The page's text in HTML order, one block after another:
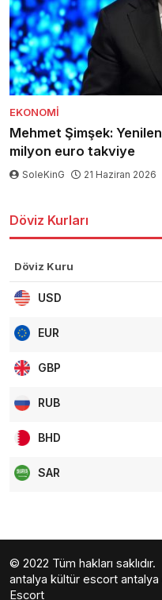
EKONOMI
Mehmet Şimşek:
milyon euro takviye
SoleKinG 21 Haziran 2026
Döviz Kurları
Döviz Kuru
USD
EUR
GBP
RUB
BHD
SAR
© 2022 Tüm hakları saklıdır.
antalya kültür escort
Escort